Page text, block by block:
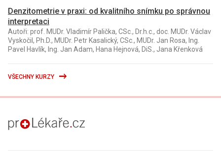
Denzitometrie v praxi: od kvalitního snímku po správnou
interpretaci
Autoři: prof. MUDr. Vladimír Palička, CSc., Dr.h.c., doc. MUDr. Václav
Vyskočil, Ph.D., MUDr. Petr Kasalický, CSc., MUDr. Jan Rosa, Ing.
Pavel Havlík, Ing. Jan Adam, Hana Hejnová, DiS., Jana Křenková
VŠECHNY KURZY
proLékaře.cz